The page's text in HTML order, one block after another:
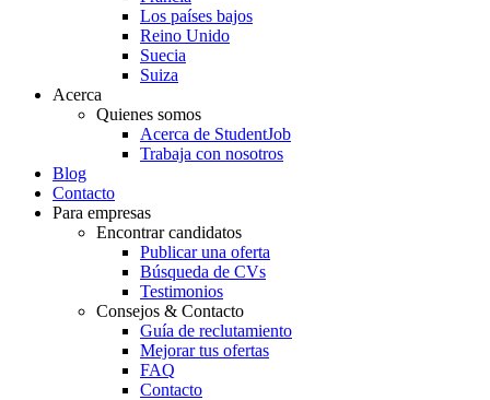
Los países bajos
Reino Unido
Suecia
Suiza
Acerca
Quienes somos
Acerca de StudentJob
Trabaja con nosotros
Blog
Contacto
Para empresas
Encontrar candidatos
Publicar una oferta
Búsqueda de CVs
Testimonios
Consejos & Contacto
Guía de reclutamiento
Mejorar tus ofertas
FAQ
Contacto